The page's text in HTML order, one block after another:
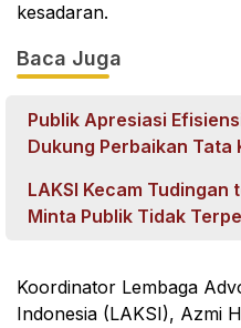
kesadaran.
Baca Juga
Publik Apresiasi
Dukung Perbaikan Tata
LAKSI Kecam Tudingan
Minta Publik Tidak
Koordinator Lembaga
Indonesia (LAKSI), Azmi